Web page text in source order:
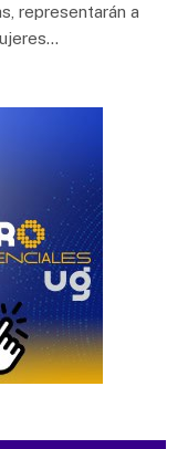
representarán a